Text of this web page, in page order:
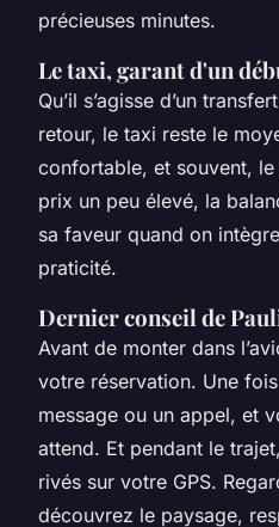
précieuses minutes.
Le taxi, garant d'un
Qu’il s’agisse d’un
retour, le taxi reste le
confortable, et souvent,
prix un peu élevé, la
sa faveur quand on
praticité.
Dernier conseil de
Avant de monter dans
votre réservation. Une
message ou un appel, et
attend. Et pendant le
rivés sur votre GPS.
découvrez le paysage,